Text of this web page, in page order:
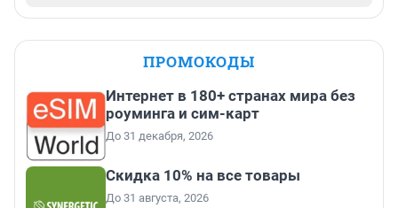
ПРОМОКОДЫ
Интернет в 180+ странах мира без
роуминга и сим-карт
До 31 декабря, 2026
Скидка 10% на все товары
До 31 августа, 2026